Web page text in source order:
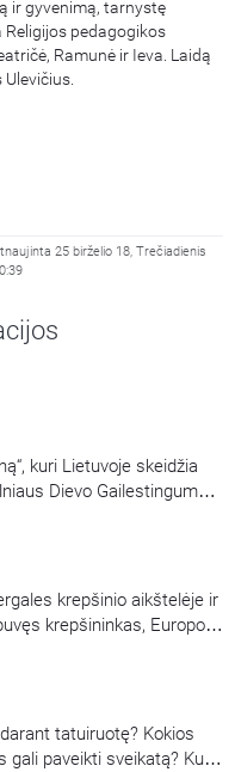
ir gyvenimą, tarnystę
pedagogikos
Ramunė ir Ieva. Laidą
Ulevičius.
25 birželio 18, Trečiadienis
kuri Lietuvoje skeidžia
Dievo Gailestingumo
krepšinio aikštelėje ir
krepšininkas, Europos
tris kartus LKL
Darius Sirtautas.
laidos dalyje tais pačiais
…
tatuiruotę? Kokios
gali paveikti sveikatą? Kuo